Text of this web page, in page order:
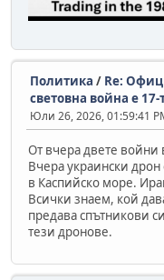
Политика / Re:
световна война е
Юли 26, 2026, 01:59:41
От вчера двете войни
Вчера украински дрон
в Каспийско море.
Всички знаем, кой
предава спътникови
тези дронове.